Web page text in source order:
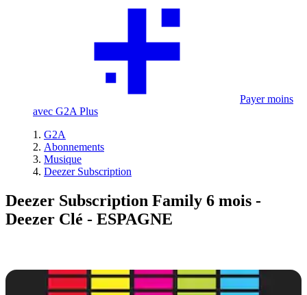
Payer moins
avec G2A Plus
G2A
Abonnements
Musique
Deezer Subscription
Deezer Subscription Family 6 mois -
Deezer Clé - ESPAGNE